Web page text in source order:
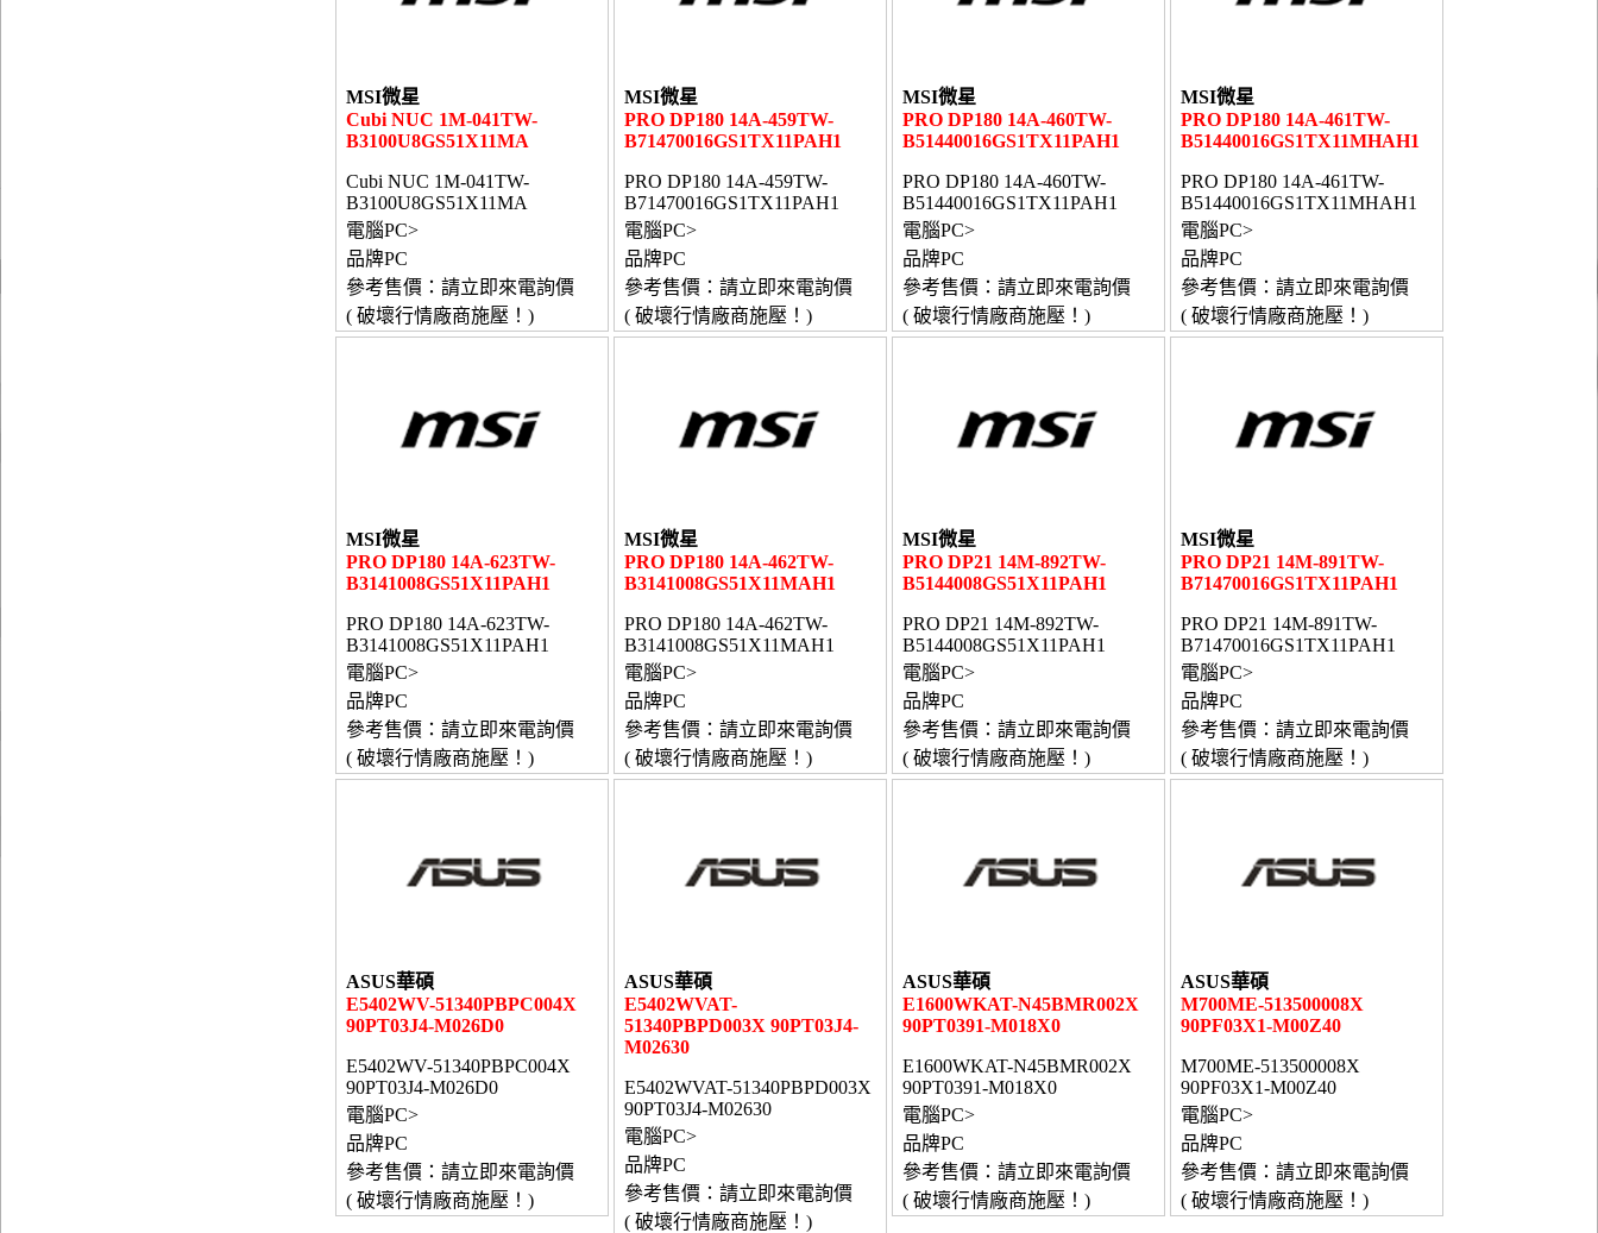
MSI微星
Cubi NUC 1M-041TW-
B3100U8GS51X11MA
Cubi NUC 1M-041TW-
B3100U8GS51X11MA
電腦PC>
品牌PC
參考售價：請立即來電詢價
( 破壞行情廠商施壓！)
MSI微星
PRO DP180 14A-459TW-
B71470016GS1TX11PAH1
PRO DP180 14A-459TW-
B71470016GS1TX11PAH1
電腦PC>
品牌PC
參考售價：請立即來電詢價
( 破壞行情廠商施壓！)
MSI微星
PRO DP180 14A-460TW-
B51440016GS1TX11PAH1
PRO DP180 14A-460TW-
B51440016GS1TX11PAH1
電腦PC>
品牌PC
參考售價：請立即來電詢價
( 破壞行情廠商施壓！)
MSI微星
PRO DP180 14A-461TW-
B51440016GS1TX11MHAH1
PRO DP180 14A-461TW-
B51440016GS1TX11MHAH1
電腦PC>
品牌PC
參考售價：請立即來電詢價
( 破壞行情廠商施壓！)
MSI微星
PRO DP180 14A-623TW-
B3141008GS51X11PAH1
PRO DP180 14A-623TW-
B3141008GS51X11PAH1
電腦PC>
品牌PC
參考售價：請立即來電詢價
( 破壞行情廠商施壓！)
MSI微星
PRO DP180 14A-462TW-
B3141008GS51X11MAH1
PRO DP180 14A-462TW-
B3141008GS51X11MAH1
電腦PC>
品牌PC
參考售價：請立即來電詢價
( 破壞行情廠商施壓！)
MSI微星
PRO DP21 14M-892TW-
B5144008GS51X11PAH1
PRO DP21 14M-892TW-
B5144008GS51X11PAH1
電腦PC>
品牌PC
參考售價：請立即來電詢價
( 破壞行情廠商施壓！)
MSI微星
PRO DP21 14M-891TW-
B71470016GS1TX11PAH1
PRO DP21 14M-891TW-
B71470016GS1TX11PAH1
電腦PC>
品牌PC
參考售價：請立即來電詢價
( 破壞行情廠商施壓！)
ASUS華碩
E5402WV-51340PBPC004X
90PT03J4-M026D0
E5402WV-51340PBPC004X
90PT03J4-M026D0
電腦PC>
品牌PC
參考售價：請立即來電詢價
( 破壞行情廠商施壓！)
ASUS華碩
E5402WVAT-
51340PBPD003X 90PT03J4-
M02630
E5402WVAT-51340PBPD003X
90PT03J4-M02630
電腦PC>
品牌PC
參考售價：請立即來電詢價
( 破壞行情廠商施壓！)
ASUS華碩
E1600WKAT-N45BMR002X
90PT0391-M018X0
E1600WKAT-N45BMR002X
90PT0391-M018X0
電腦PC>
品牌PC
參考售價：請立即來電詢價
( 破壞行情廠商施壓！)
ASUS華碩
M700ME-513500008X
90PF03X1-M00Z40
M700ME-513500008X
90PF03X1-M00Z40
電腦PC>
品牌PC
參考售價：請立即來電詢價
( 破壞行情廠商施壓！)